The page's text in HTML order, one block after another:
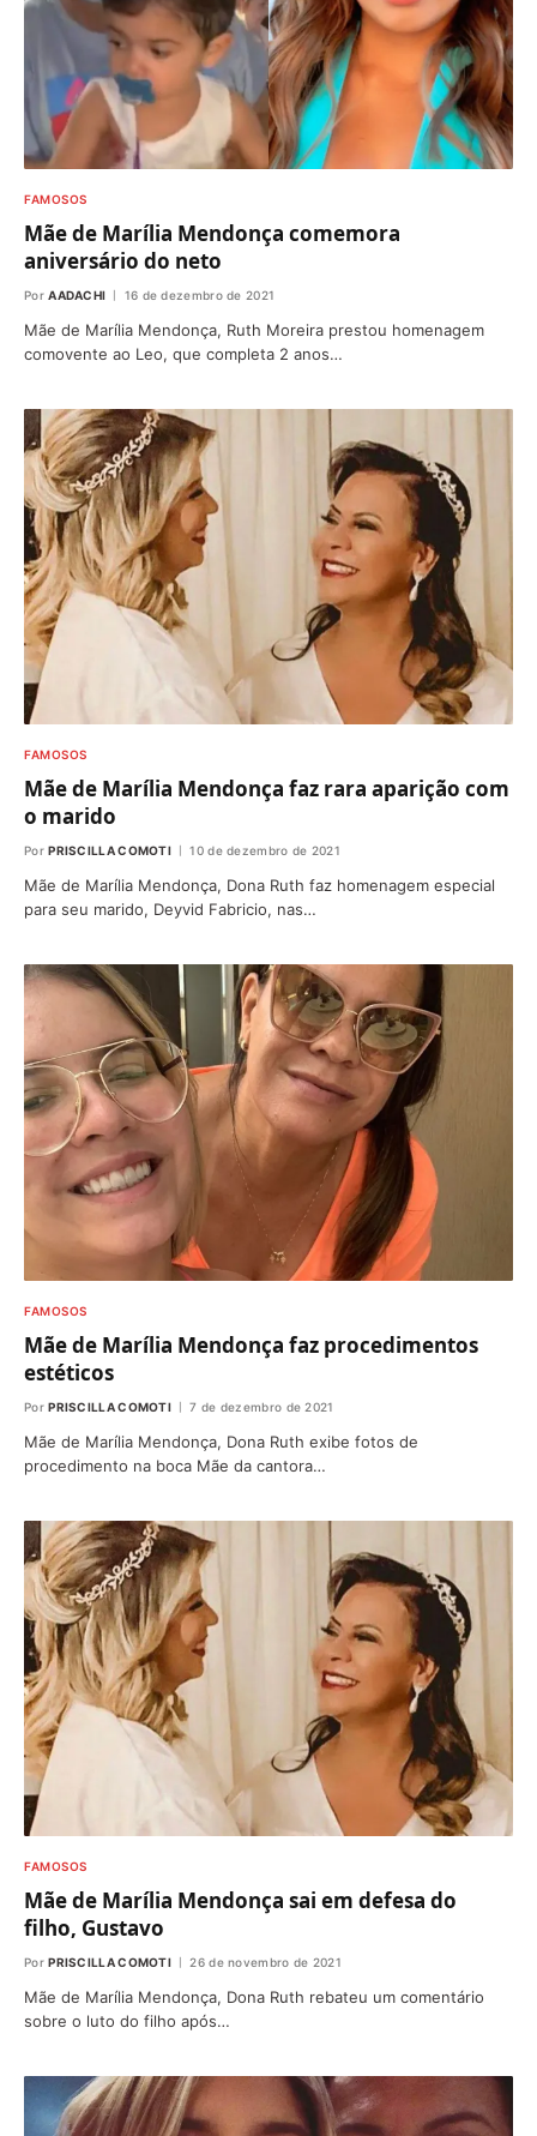
FAMOSOS
Mãe de Marília Mendonça comemora
aniversário do neto
Por AADACHI 16 de dezembro de 2021
Mãe de Marília Mendonça, Ruth Moreira prestou homenagem
comovente ao Leo, que completa 2 anos…
FAMOSOS
Mãe de Marília Mendonça faz rara aparição com
o marido
Por PRISCILLA COMOTI 10 de dezembro de 2021
Mãe de Marília Mendonça, Dona Ruth faz homenagem especial
para seu marido, Deyvid Fabricio, nas…
FAMOSOS
Mãe de Marília Mendonça faz procedimentos
estéticos
Por PRISCILLA COMOTI 7 de dezembro de 2021
Mãe de Marília Mendonça, Dona Ruth exibe fotos de
procedimento na boca Mãe da cantora…
FAMOSOS
Mãe de Marília Mendonça sai em defesa do
filho, Gustavo
Por PRISCILLA COMOTI 26 de novembro de 2021
Mãe de Marília Mendonça, Dona Ruth rebateu um comentário
sobre o luto do filho após…